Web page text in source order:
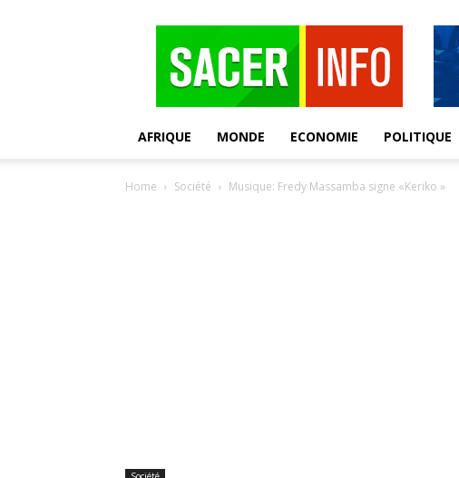
AFRIQUE MONDE ECONOMIE POLITIQUE
Home Société Musique: Fredy Massamba signe «Keriko »